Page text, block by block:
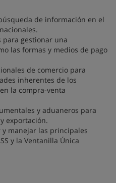
de información en el
para gestionar una
las formas y medios de pago
de comercio para
inherentes de los
la compra-venta
y aduaneros para
exportación.
y manejar las principales
y la Ventanilla Única